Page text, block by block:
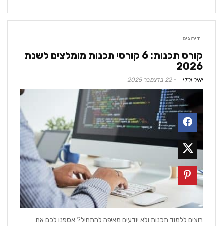
דירוגים
קורס תכנות: 6 קורסי תכנות מומלצים לשנת
2026
יאיר ורדי 22 בדצמבר 2025
רוצים ללמוד תכנות ולא יודעים מאיפה להתחיל? אספנו לכם את